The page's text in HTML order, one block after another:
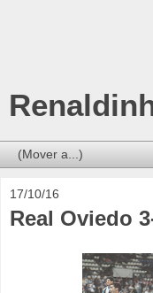
17/10/16
Real Oviedo